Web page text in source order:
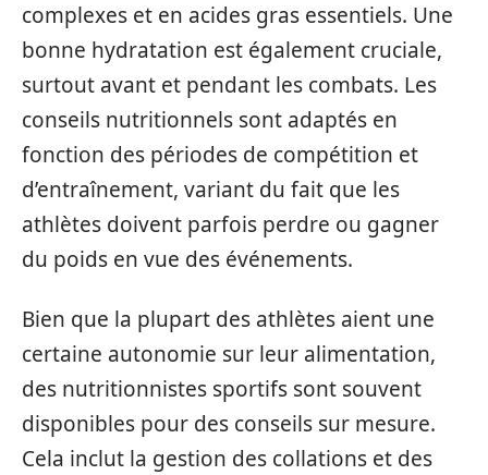
complexes et en acides gras essentiels. Une
bonne hydratation est également cruciale,
surtout avant et pendant les combats. Les
conseils nutritionnels sont adaptés en
fonction des périodes de compétition et
d’entraînement, variant du fait que les
athlètes doivent parfois perdre ou gagner
du poids en vue des événements.
Bien que la plupart des athlètes aient une
certaine autonomie sur leur alimentation,
des nutritionnistes sportifs sont souvent
disponibles pour des conseils sur mesure.
Cela inclut la gestion des collations et des